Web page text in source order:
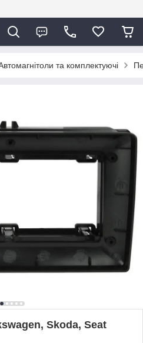
та комплектуючі
Skoda, Seat